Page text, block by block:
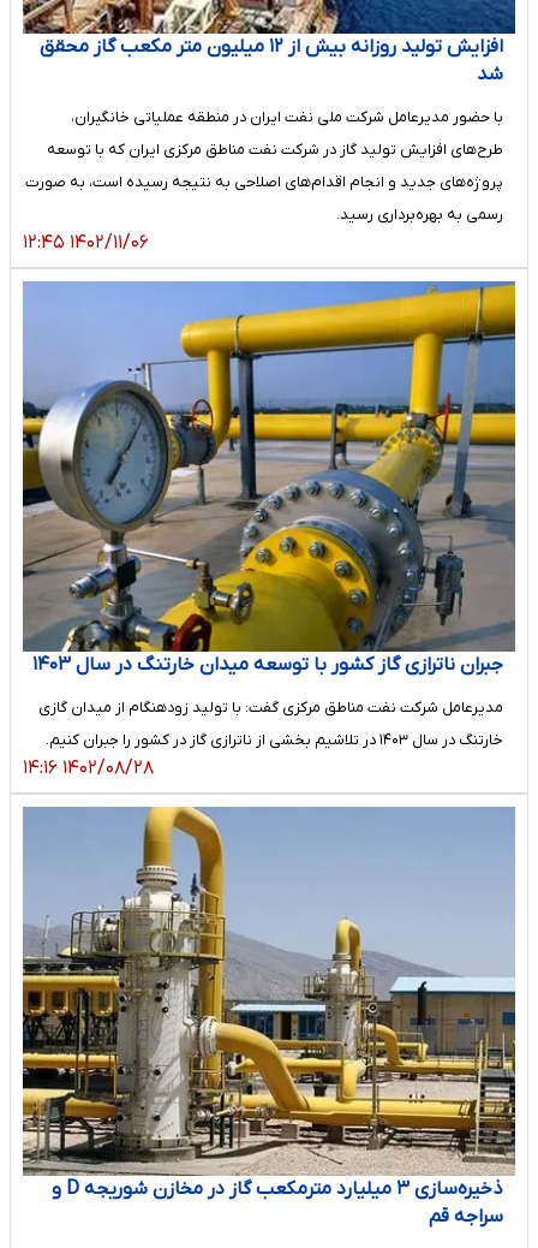
افزایش تولید روزانه بیش از ۱۲ میلیون متر مکعب گاز محقق
شد
با حضور مدیرعامل شرکت ملی نفت ایران در منطقه عملیاتی خانگیران،
طرح‌های افزایش تولید گاز در شرکت نفت مناطق مرکزی ایران که با توسعه
پروژه‌های جدید و انجام اقدام‌های اصلاحی به نتیجه رسیده است، به صورت
رسمی به بهره‌برداری رسید.
۱۴۰۲/۱۱/۰۶ ۱۲:۴۵
جبران ناترازی گاز کشور با توسعه میدان خارتنگ در سال ۱۴۰۳
مدیرعامل شرکت نفت مناطق مرکزی گفت: با تولید زودهنگام از میدان گازی
خارتنگ در سال ۱۴۰۳ در تلاشیم بخشی از ناترازی گاز در کشور را جبران کنیم.
۱۴۰۲/۰۸/۲۸ ۱۴:۱۶
ذخیره‌سازی ۳ میلیارد مترمکعب گاز در مخازن شوریجه D و
سراجه قم